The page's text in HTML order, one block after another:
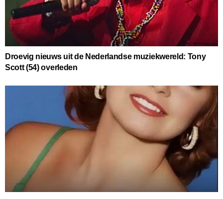
Droevig nieuws uit de Nederlandse muziekwereld: Tony
Scott (54) overleden